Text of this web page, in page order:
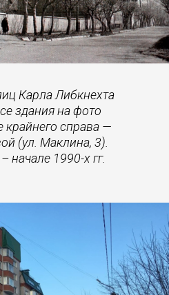
Карла Либкнехта
здания на фото
крайнего справа —
(ул. Маклина, 3).
начале 1990-х гг.